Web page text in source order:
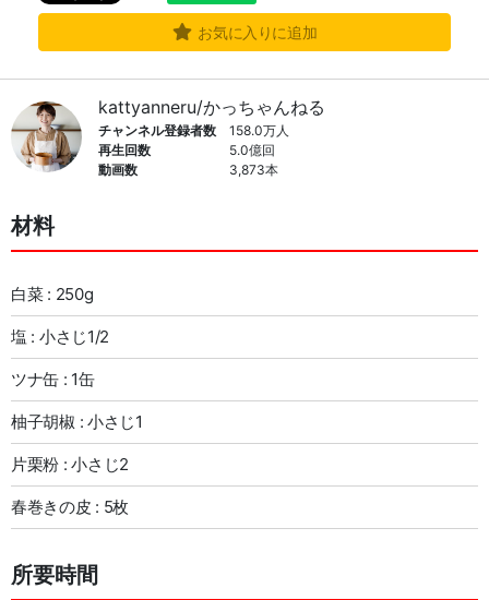
お気に入りに追加
kattyanneru/かっちゃんねる
チャンネル登録者数
158.0万人
再生回数
5.0億回
動画数
3,873本
材料
白菜 : 250g
塩 : 小さじ1/2
ツナ缶 : 1缶
柚子胡椒 : 小さじ1
片栗粉 : 小さじ2
春巻きの皮 : 5枚
所要時間